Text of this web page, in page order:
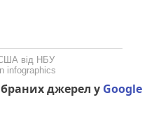
від НБУ
infographics
джерел у Google